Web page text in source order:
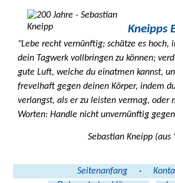
Kneipps
"Lebe recht vernünftig; schätze es hoch,
dein Tagwerk vollbringen zu können;
gute Luft, welche du einatmen kannst,
frevelhaft gegen deinen Körper, indem
verlangst, als er zu leisten vermag, oder
Worten: Handle nicht unvernünftig
Sebastian Kneipp
Seitenanfang ·